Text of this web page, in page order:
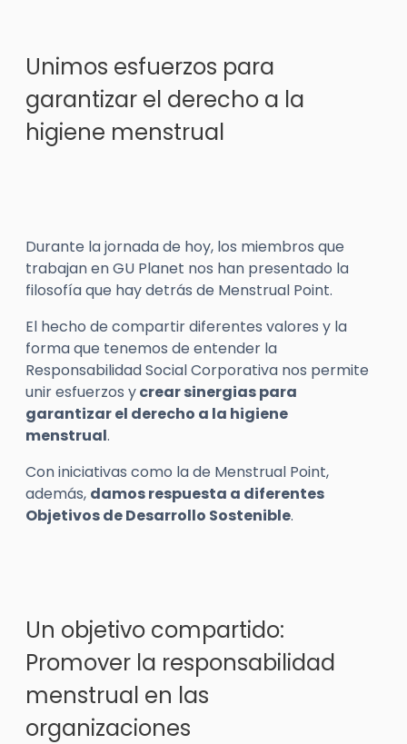
Unimos esfuerzos para
garantizar el derecho a la
higiene menstrual
Durante la jornada de hoy, los miembros que
trabajan en GU Planet nos han presentado la
filosofía que hay detrás de Menstrual Point.
El hecho de compartir diferentes valores y la
forma que tenemos de entender la
Responsabilidad Social Corporativa nos permite
unir esfuerzos ycrear sinergias para
garantizar el derecho a la higiene
menstrual.
Con iniciativas como la de Menstrual Point,
además, damos respuesta a diferentes
Objetivos de Desarrollo Sostenible.
Un objetivo compartido:
Promover la responsabilidad
menstrual en las
organizaciones